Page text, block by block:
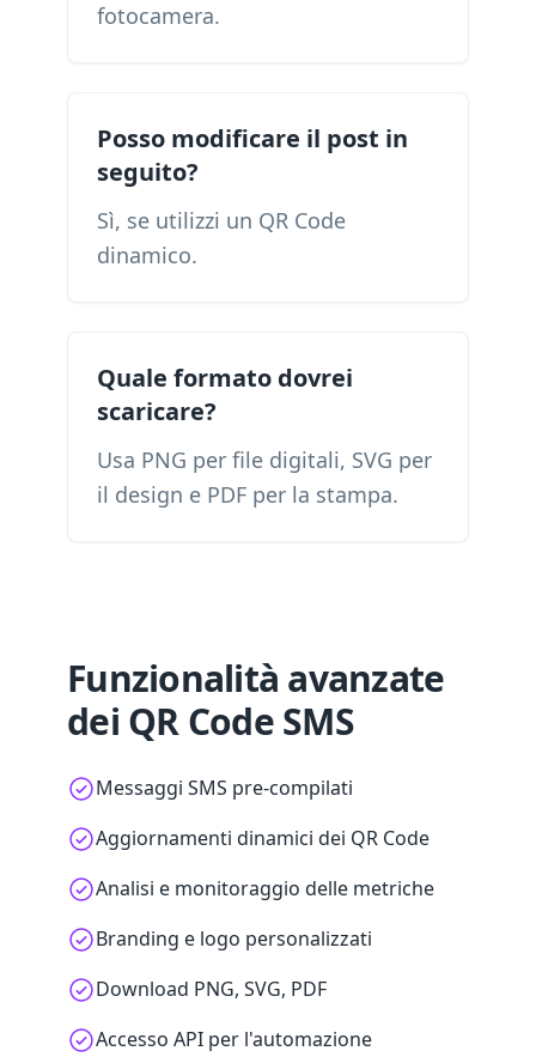
fotocamera.
Posso modificare il post in
seguito?
Sì, se utilizzi un QR Code
dinamico.
Quale formato dovrei
scaricare?
Usa PNG per file digitali, SVG per
il design e PDF per la stampa.
Funzionalità avanzate
dei QR Code SMS
Messaggi SMS pre-compilati
Aggiornamenti dinamici dei QR Code
Analisi e monitoraggio delle metriche
Branding e logo personalizzati
Download PNG, SVG, PDF
Accesso API per l'automazione